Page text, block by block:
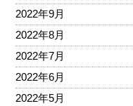
2022年9月
2022年8月
2022年7月
2022年6月
2022年5月